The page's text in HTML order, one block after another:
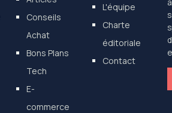
Conseils
Achat
Bons Plans
Tech
E-
commerce
L'équipe
Charte
éditoriale
Contact